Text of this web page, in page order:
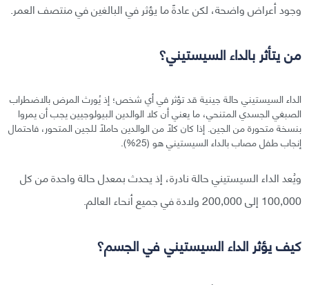
وجود أعراض واضحة، لكن عادةً ما يؤثر في البالغين في منتصف العمر.
من يتأثر بالداء السيستيني؟
الداء السيستيني حالة جينية قد تؤثر في أي شخص؛ إذ يُورث المرض بالاضطراب
الصبغي الجسدي المتنحي، ما يعني أن كلا الوالدين البيولوجيين يجب أن يمروا
بنسخة متحورة من الجين. إذا كان كلًا من الوالدين حاملًا للجين المتحور، فاحتمال
إنجاب طفل مصاب بالداء السيستيني هو (25%).
ويُعد الداء السيستيني حالة نادرة، إذ يحدث بمعدل حالة واحدة من كل
100,000 إلى 200,000 ولادة في جميع أنحاء العالم.
كيف يؤثر الداء السيستيني في الجسم؟